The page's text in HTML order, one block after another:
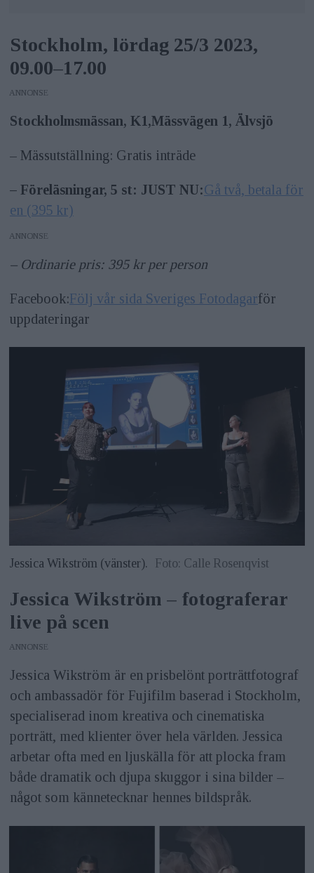
Stockholm, lördag 25/3 2023,
09.00–17.00
ANNONS
Stockholmsmässan, K1,Mässvägen 1, Älvsjö
– Mässutställning: Gratis inträde
– Föreläsningar, 5 st: JUST NU:Gå två, betala för
en (395 kr)
ANNONS
– Ordinarie pris: 395 kr per person
Facebook:Följ vår sida Sveriges Fotodagarför
uppdateringar
Jessica Wikström (vänster). Foto: Calle Rosenqvist
Jessica Wikström – fotograferar
live på scen
ANNONS
Jessica Wikström är en prisbelönt porträttfotograf
och ambassadör för Fujifilm baserad i Stockholm,
specialiserad inom kreativa och cinematiska
porträtt, med klienter över hela världen. Jessica
arbetar ofta med en ljuskälla för att plocka fram
både dramatik och djupa skuggor i sina bilder –
något som kännetecknar hennes bildspråk.